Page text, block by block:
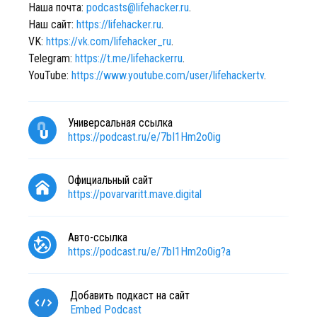
Наша почта: podcasts@lifehacker.ru.
Наш сайт: https://lifehacker.ru.
VK: https://vk.com/lifehacker_ru.
Telegram: https://t.me/lifehackerru.
YouTube: https://www.youtube.com/user/lifehackertv.
Универсальная ссылка
https://podcast.ru/e/7bI1Hm2o0ig
Официальный сайт
https://povarvaritt.mave.digital
Авто-ссылка
https://podcast.ru/e/7bI1Hm2o0ig?a
Добавить подкаст на сайт
Embed Podcast